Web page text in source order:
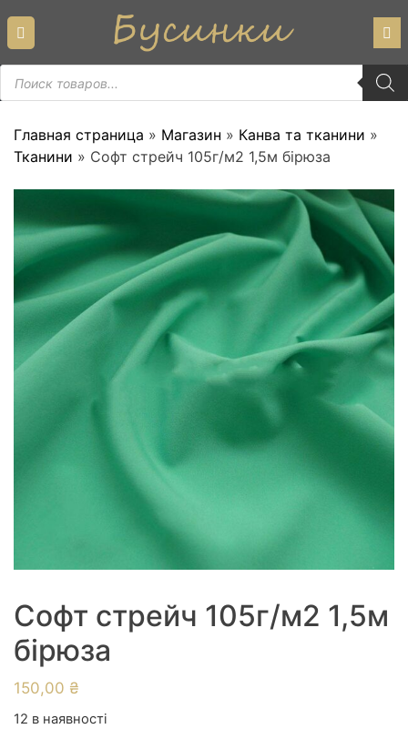
content
Пошук
товарів
Главная страница » Магазин » Канва та тканини »
Тканини » Софт стрейч 105г/м2 1,5м бірюза
Софт стрейч 105г/м2 1,5м
бірюза
150,00 ₴
12 в наявності